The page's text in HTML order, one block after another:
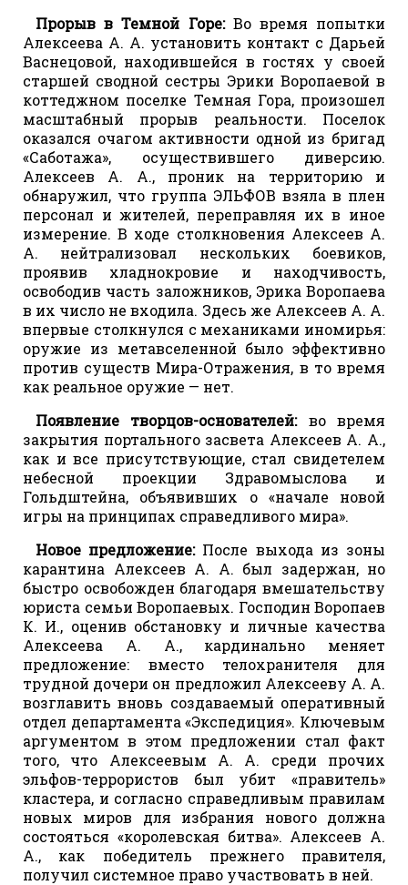
Прорыв в Темной Горе:Во время попытки
Алексеева А. А. установить контакт с Дарьей
Васнецовой, находившейся в гостях у своей
старшей сводной сестры Эрики Воропаевой в
коттеджном поселке Темная Гора, произошел
масштабный прорыв реальности. Поселок
оказался очагом активности одной из бригад
«Саботажа», осуществившего диверсию.
Алексеев А. А., проник на территорию и
обнаружил, что группа ЭЛЬФОВ взяла в плен
персонал и жителей, переправляя их в иное
измерение. В ходе столкновения Алексеев А.
А. нейтрализовал нескольких боевиков,
проявив хладнокровие и находчивость,
освободив часть заложников, Эрика Воропаева
в их число не входила. Здесь же Алексеев А. А.
впервые столкнулся с механиками иномирья:
оружие из метавселенной было эффективно
против существ Мира-Отражения, в то время
как реальное оружие — нет.
Появление творцов-основателей:во время
закрытия портального засвета Алексеев А. А.,
как и все присутствующие, стал свидетелем
небесной проекции Здравомыслова и
Гольдштейна, объявивших о «начале новой
игры на принципах справедливого мира».
Новое предложение:После выхода из зоны
карантина Алексеев А. А. был задержан, но
быстро освобожден благодаря вмешательству
юриста семьи Воропаевых. Господин Воропаев
К. И., оценив обстановку и личные качества
Алексеева А. А., кардинально меняет
предложение: вместо телохранителя для
трудной дочери он предложил Алексееву А. А.
возглавить вновь создаваемый оперативный
отдел департамента «Экспедиция». Ключевым
аргументом в этом предложении стал факт
того, что Алексеевым А. А. среди прочих
эльфов-террористов был убит «правитель»
кластера, и согласно справедливым правилам
новых миров для избрания нового должна
состояться «королевская битва». Алексеев А.
А., как победитель прежнего правителя,
получил системное право участвовать в ней.